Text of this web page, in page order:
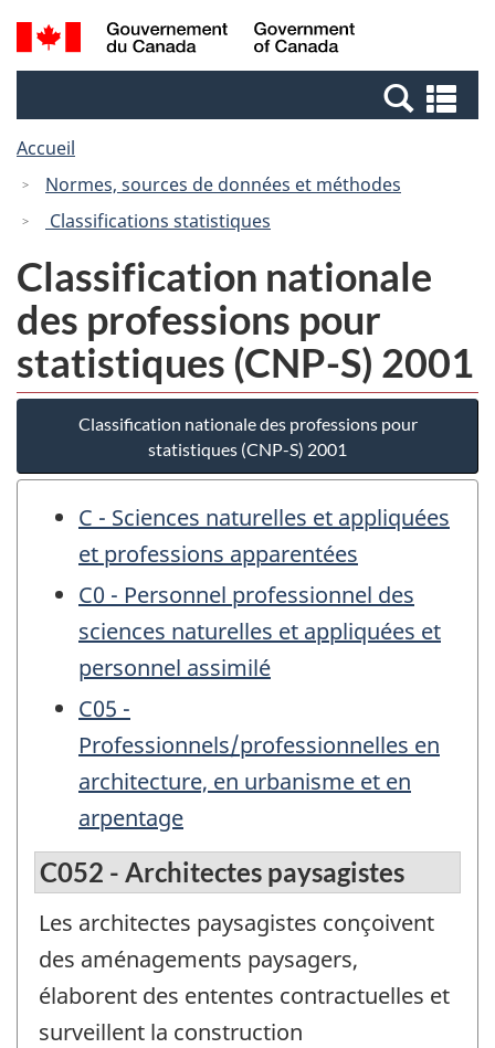
Passer
au
Passer
à
Canada
Recherche
et
et
Accueil
Normes, sources de données et méthodes
Classifications statistiques
Classification nationale
des professions pour
statistiques (CNP-S) 2001
Classification nationale des professions pour
statistiques (CNP-S) 2001
C - Sciences naturelles et appliquées
et professions apparentées
C0 - Personnel professionnel des
sciences naturelles et appliquées et
personnel assimilé
C05 -
Professionnels/professionnelles en
architecture, en urbanisme et en
arpentage
C052 - Architectes paysagistes
Les architectes paysagistes conçoivent
des aménagements paysagers,
élaborent des ententes contractuelles et
surveillent la construction